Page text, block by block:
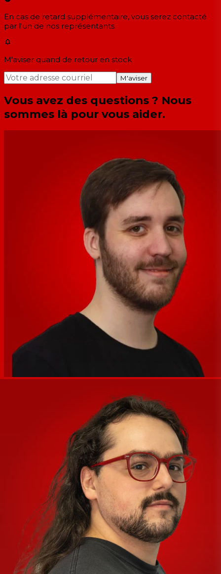
En cas de retard supplémentaire, vous serez contacté
par l'un de nos représentants.
M'aviser quand de retour en stock
M'aviser
Vous avez des questions ? Nous
sommes là pour vous aider.